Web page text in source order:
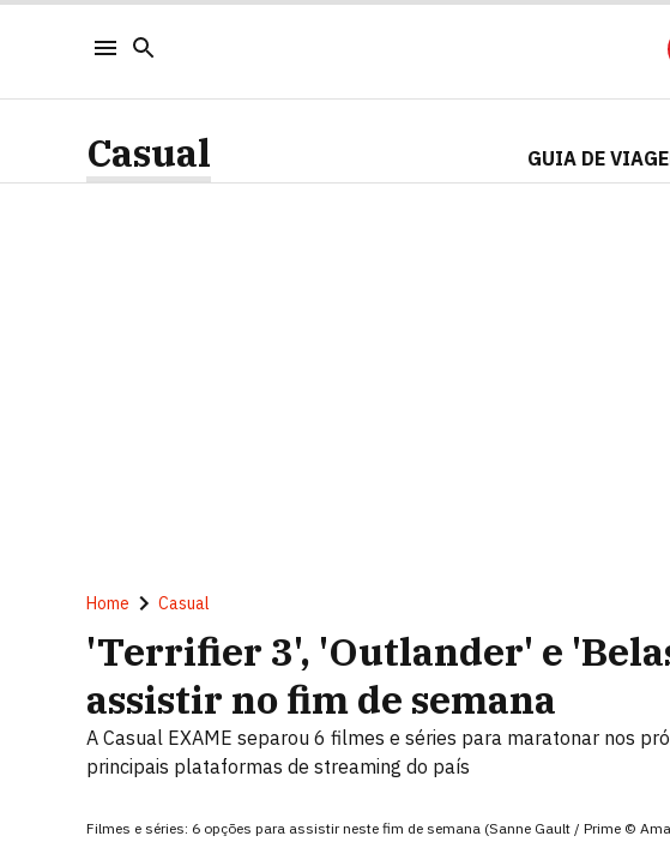
Casual GUIA DE
Home Casual
'Terrifier 3', 'Outlander' e
assistir no fim de semana
A Casual EXAME separou 6 filmes e séries para maratonar nos
principais plataformas de streaming do país
Filmes e séries: 6 opções para assistir neste fim de semana (Sanne Gault / Prime ©